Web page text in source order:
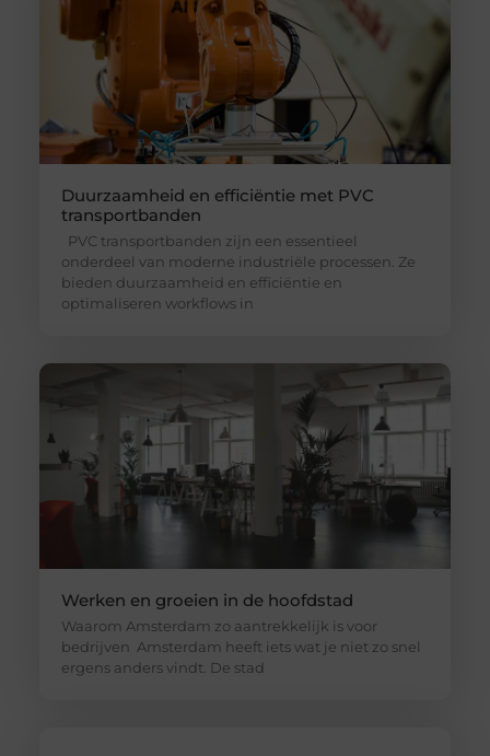
Duurzaamheid en efficiëntie met PVC
transportbanden
PVC transportbanden zijn een essentieel
onderdeel van moderne industriële processen. Ze
bieden duurzaamheid en efficiëntie en
optimaliseren workflows in
Werken en groeien in de hoofdstad
Waarom Amsterdam zo aantrekkelijk is voor
bedrijven Amsterdam heeft iets wat je niet zo snel
ergens anders vindt. De stad